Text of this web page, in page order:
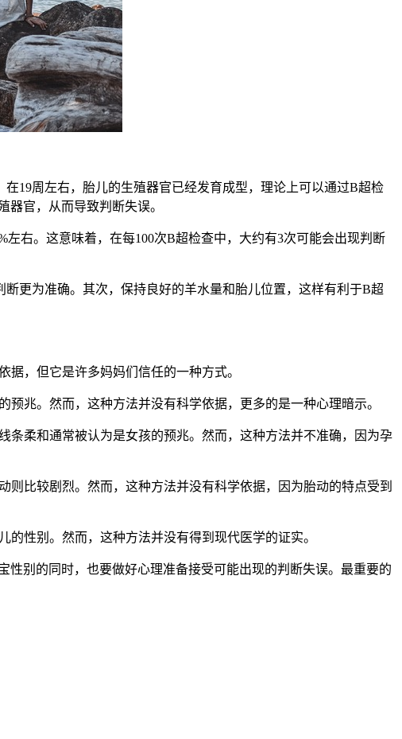
19周左右，胎儿的生殖器官已经发育成型，理论上可以通过B超检
官，从而导致判断失误。
右。这意味着，在每100次B超检查中，大约有3次可能会出现判断
更为准确。其次，保持良好的羊水量和胎儿位置，这样有利于B超
，但它是许多妈妈们信任的一种方式。
兆。然而，这种方法并没有科学依据，更多的是一种心理暗示。
柔和通常被认为是女孩的预兆。然而，这种方法并不准确，因为孕
比较剧烈。然而，这种方法并没有科学依据，因为胎动的特点受到
性别。然而，这种方法并没有得到现代医学的证实。
别的同时，也要做好心理准备接受可能出现的判断失误。最重要的